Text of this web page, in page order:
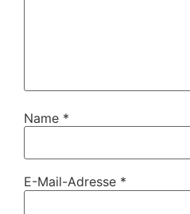
Name *
E-Mail-Adresse *